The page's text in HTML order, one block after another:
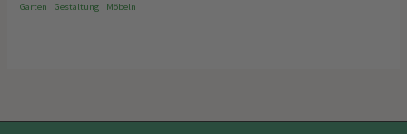
Garten Gestaltung Möbeln